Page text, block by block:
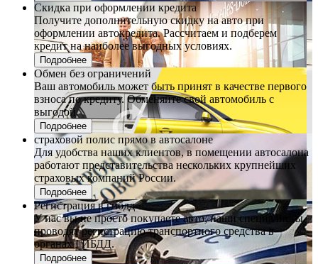
Скидка при оформлении кредита
Получите дополнительную скидку на авто при
оформлении автокредита. Рассчитаем и подберем
кредит на наиболее выгодных условиях.
Подробнее
Обмен без ограничений
Ваш автомобиль может быть принят в качестве первого
взноса по кредиту. Обменяйте свой автомобиль с
выгодой.
Подробнее
страховой полис прямо в автосалоне
Для удобства наших клиентов, в помещении автосалона
работают представительства нескольких крупнейших
страховых компаний России.
Подробнее
Регистрация в гибдд
У нас вы не просто покупаете авто, наши специалисты
проводят регистрацию транспортного средства в
органах ГИБДД.
Подробнее